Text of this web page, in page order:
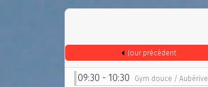
Jour précédent
09:30 - 10:30 Gym douce / Aubérive